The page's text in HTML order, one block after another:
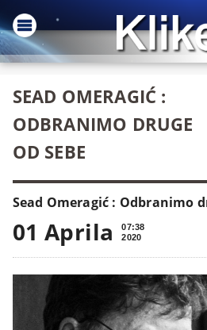
SEAD OMERAGIĆ :
ODBRANIMO DRUGE
OD SEBE
Sead Omeragić : Odbranimo
01 Aprila
07:38
2020